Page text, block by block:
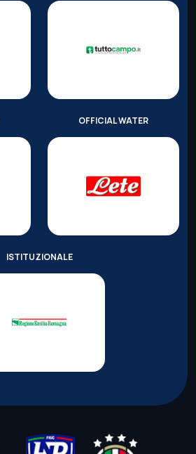
OFFICIAL WATER
ISTITUZIONALE